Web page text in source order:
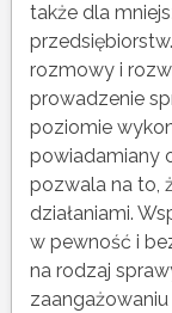
także dla
rozmowy i
prowadzenie
poziomie
powiadamiany
pozwala na to,
działaniami.
w pewność i
na rodzaj